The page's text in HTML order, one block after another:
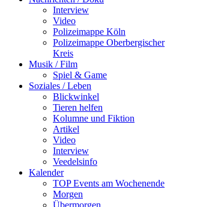
Interview
Video
Polizeimappe Köln
Polizeimappe Oberbergischer
Kreis
Musik / Film
Spiel & Game
Soziales / Leben
Blickwinkel
Tieren helfen
Kolumne und Fiktion
Artikel
Video
Interview
Veedelsinfo
Kalender
TOP Events am Wochenende
Morgen
Übermorgen